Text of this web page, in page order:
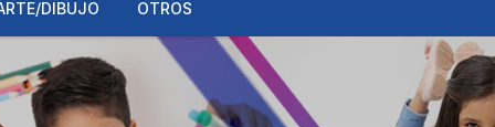
DIBUJO
Para Manualidades
OTROS